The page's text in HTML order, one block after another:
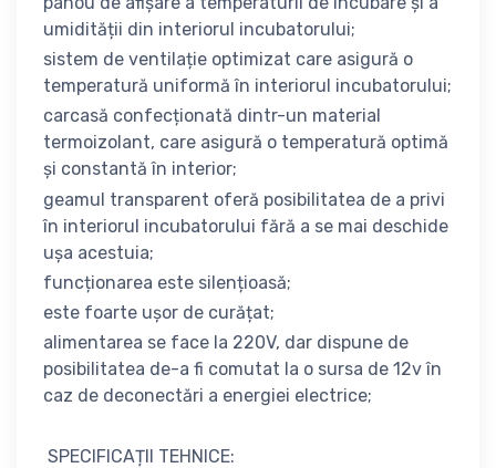
umidității din interiorul incubatorului;
sistem de ventilație optimizat care asigură o
temperatură uniformă în interiorul incubatorului;
carcasă confecționată dintr-un material
termoizolant, care asigură o temperatură optimă
și constantă în interior;
geamul transparent oferă posibilitatea de a privi
în interiorul incubatorului fără a se mai deschide
ușa acestuia;
funcționarea este silențioasă;
este foarte ușor de curățat;
alimentarea se face la 220V, dar dispune de
posibilitatea de-a fi comutat la o sursa de 12v în
caz de deconectări a energiei electrice;
SPECIFICAȚII TEHNICE: